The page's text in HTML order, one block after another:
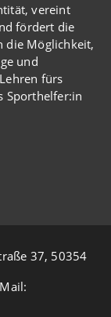
vereint
fördert die
die Möglichkeit,
und
fürs
Sporthelfer:in
37, 50354